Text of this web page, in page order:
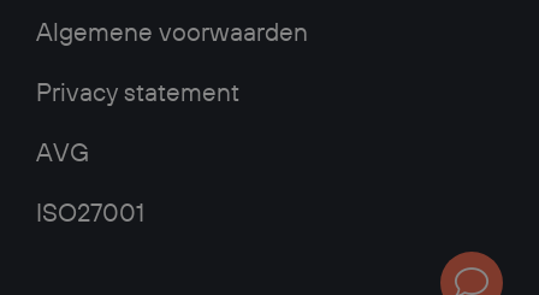
Plan
Algemene voorwaarden
Privacy statement
AVG
ISO27001